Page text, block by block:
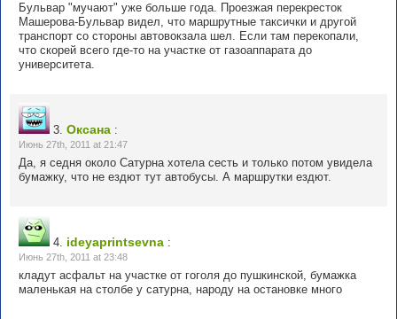
Бульвар "мучают" уже больше года. Проезжая перекресток
Машерова-Бульвар видел, что маршрутные таксички и другой
транспорт со стороны автовокзала шел. Если там перекопали,
что скорей всего где-то на участке от газоаппарата до
университета.
3. Оксана :
Июнь 27th, 2011 at 21:47
Да, я седня около Сатурна хотела сесть и только потом увидела
бумажку, что не ездют тут автобусы. А маршрутки ездют.
4. ideyaprintsevna :
Июнь 27th, 2011 at 23:48
кладут асфальт на участке от гоголя до пушкинской, бумажка
маленькая на столбе у сатурна, народу на остановке много